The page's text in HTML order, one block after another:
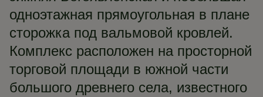
одноэтажная прямоугольная в плане
сторожка под вальмовой кровлей.
Комплекс расположен на просторной
торговой площади в южной части
большого древнего села, известного